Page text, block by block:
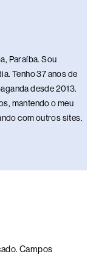
Paraíba. Sou
Tenho 37 anos de
desde 2013.
mantendo o meu
com outros sites.
Campos